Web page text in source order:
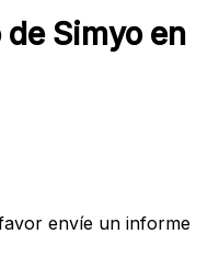
Simyo en
envíe un informe